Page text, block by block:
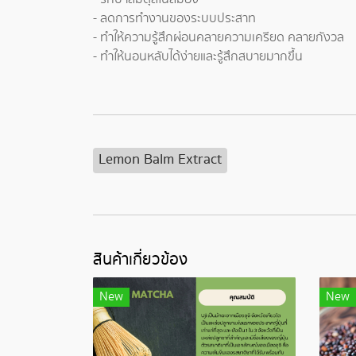
- ลดการทำงานของระบบประสาท
- ทำให้ความรู้สึกผ่อนคลายความเครียด คลายกังวล
- ทำให้นอนหลับได้ง่ายและรู้สึกสบายมากขึ้น
Lemon Balm Extract
สินค้าเกี่ยวข้อง
New New